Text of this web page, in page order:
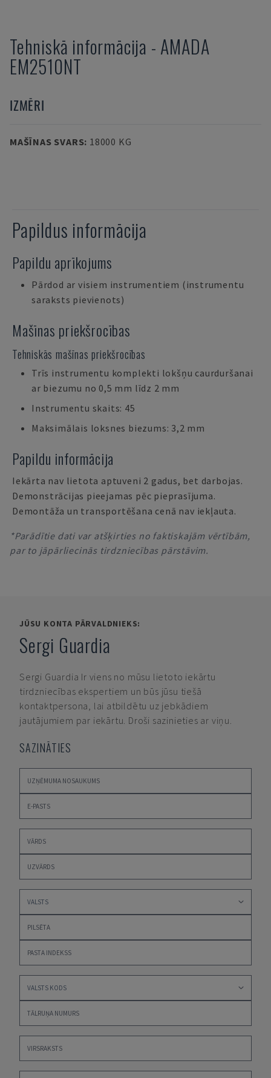
Tehniskā informācija - AMADA
EM2510NT
IZMĒRI
MAŠĪNAS SVARS: 18000 KG
Papildus informācija
Papildu aprīkojums
Pārdod ar visiem instrumentiem (instrumentu
saraksts pievienots)
Mašīnas priekšrocības
Tehniskās mašīnas priekšrocības
Trīs instrumentu komplekti lokšņu caurduršanai
ar biezumu no 0,5 mm līdz 2 mm
Instrumentu skaits: 45
Maksimālais loksnes biezums: 3,2 mm
Papildu informācija
Iekārta nav lietota aptuveni 2 gadus, bet darbojas.
Demonstrācijas pieejamas pēc pieprasījuma.
Demontāža un transportēšana cenā nav iekļauta.
*Parādītie dati var atšķirties no faktiskajām vērtībām,
par to jāpārliecinās tirdzniecības pārstāvim.
JŪSU KONTA PĀRVALDNIEKS:
Sergi Guardia
Sergi Guardia Ir viens no mūsu lietoto iekārtu
tirdzniecības ekspertiem un būs jūsu tiešā
kontaktpersona, lai atbildētu uz jebkādiem
jautājumiem par iekārtu. Droši sazinieties ar viņu.
SAZINĀTIES